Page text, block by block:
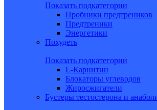
Показать подкатегории
Пробники предтреников
Предтреники
Энергетики
Похудеть
Показать подкатегории
L-Карнитин
Блокаторы углеводов
Жиросжигатели
Бустеры тестостерона и